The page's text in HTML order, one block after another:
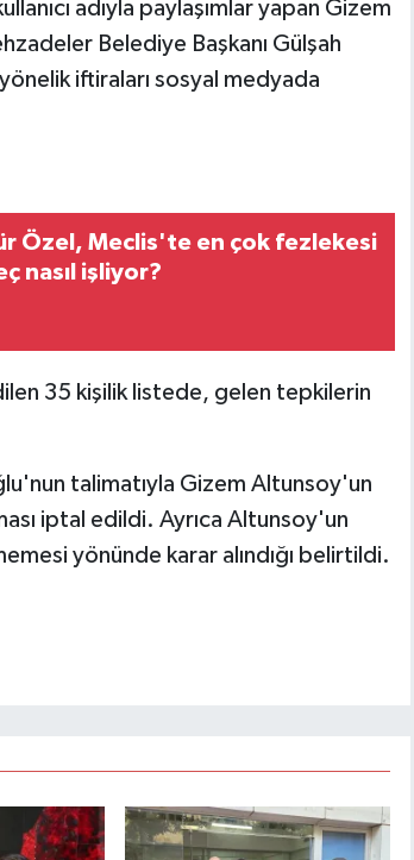
adıyla paylaşımlar yapan Gizem
Belediye Başkanı Gülşah
iftiraları sosyal medyada
Özel, Meclis'te en çok fezlekesi
nasıl işliyor?
35 kişilik listede, gelen tepkilerin
talimatıyla Gizem Altunsoy'un
iptal edildi. Ayrıca Altunsoy'un
yönünde karar alındığı belirtildi.